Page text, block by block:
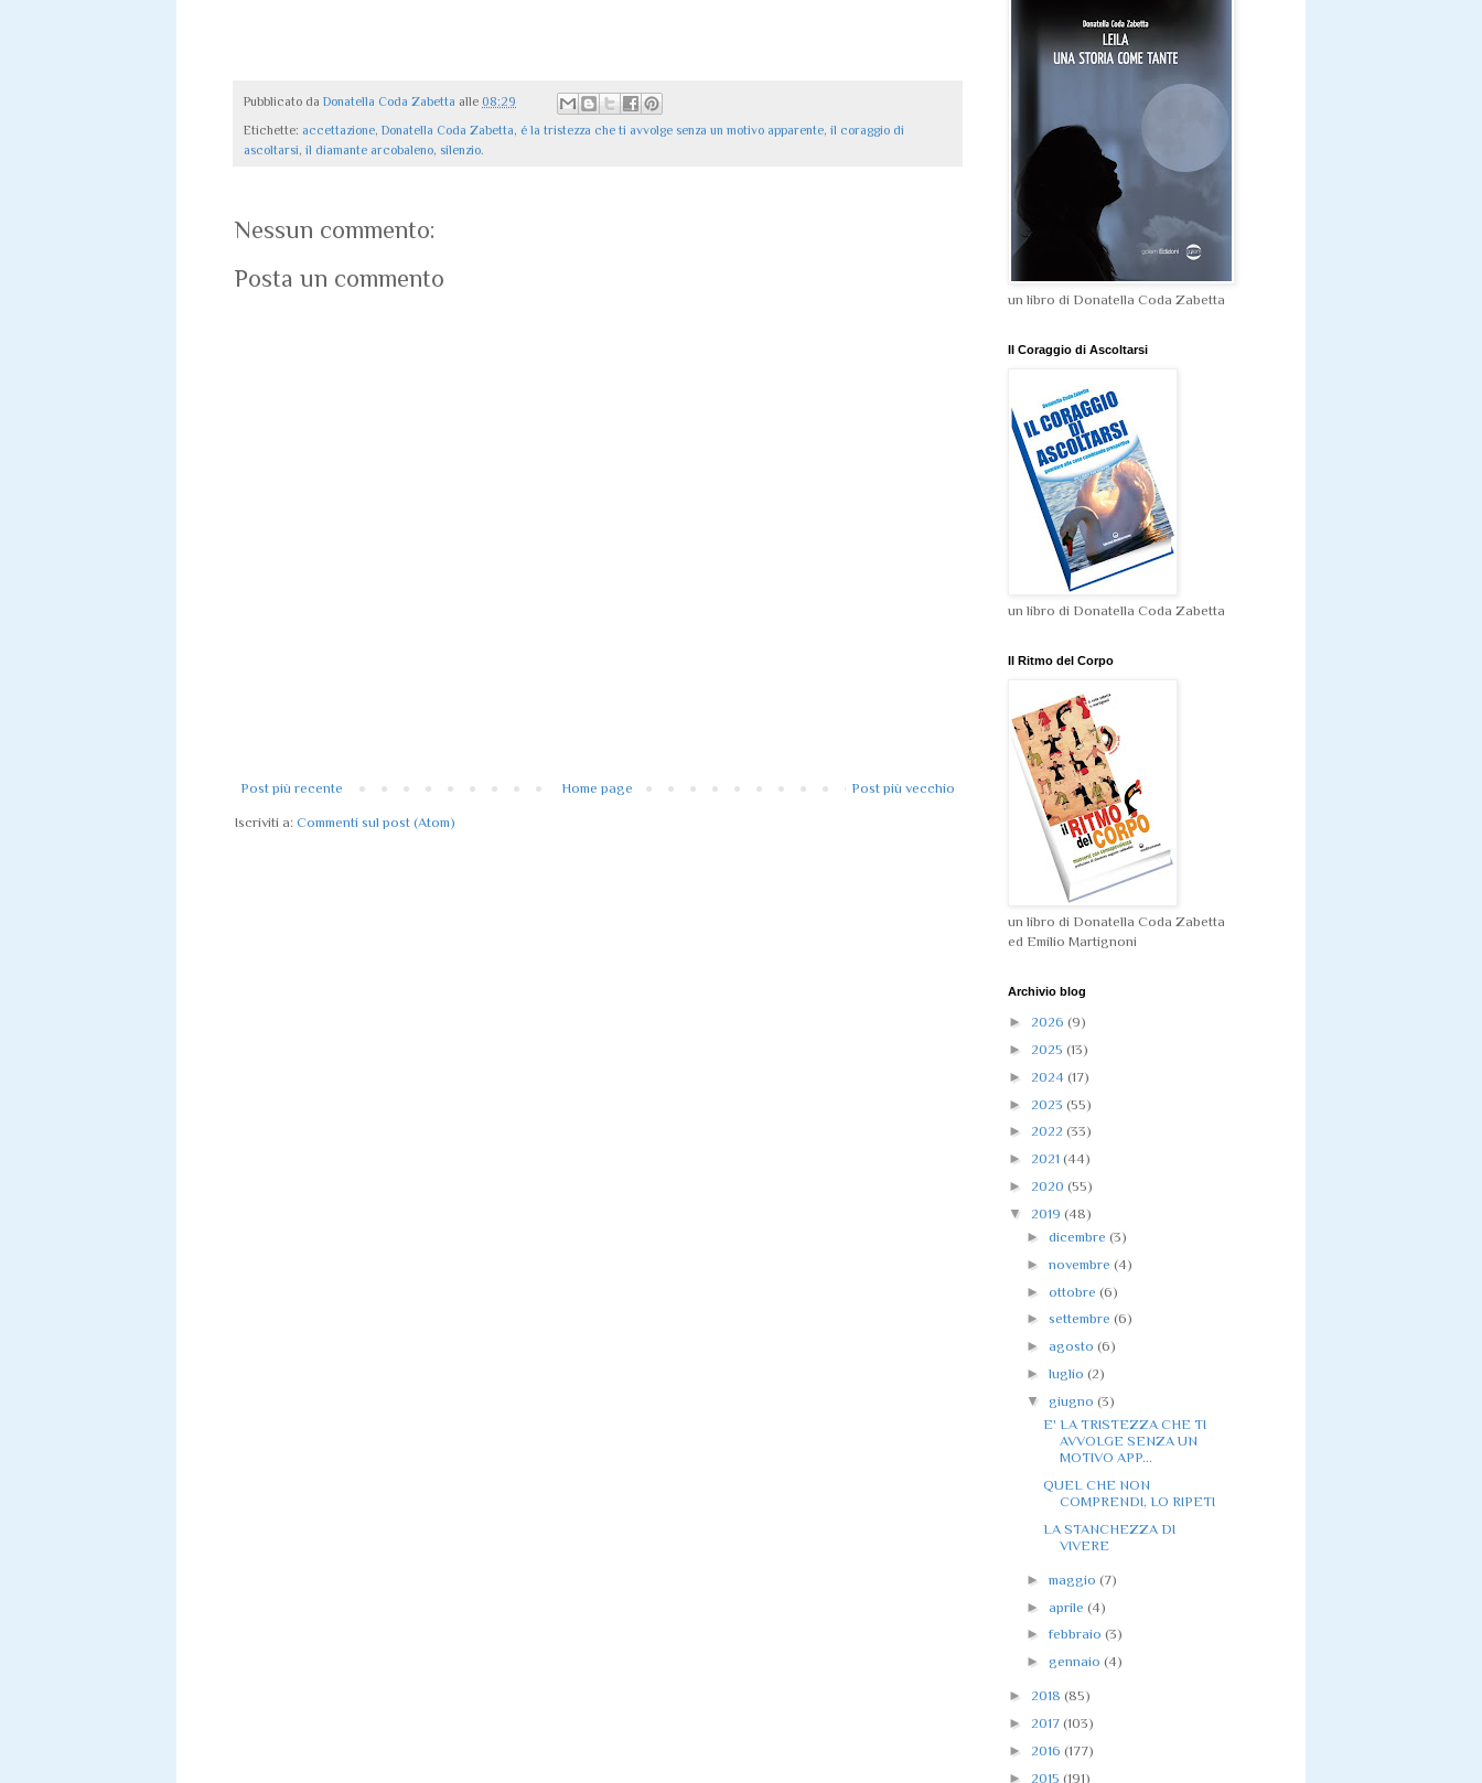
Pubblicato da Donatella Coda Zabetta alle 08:29
Etichette: accettazione, Donatella Coda Zabetta, é la tristezza che ti avvolge senza un motivo apparente, il coraggio di
ascoltarsi, il diamante arcobaleno, silenzio.
Nessun commento:
Posta un commento
Post più recente Post più vecchio
Home page
Iscriviti a: Commenti sul post (Atom)
un libro di Donatella Coda Zabetta
Il Coraggio di Ascoltarsi
un libro di Donatella Coda Zabetta
Il Ritmo del Corpo
un libro di Donatella Coda Zabetta
ed Emilio Martignoni
Archivio blog
► 2026 (9)
► 2025 (13)
► 2024 (17)
► 2023 (55)
► 2022 (33)
► 2021 (44)
► 2020 (55)
▼ 2019 (48)
► dicembre (3)
► novembre (4)
► ottobre (6)
► settembre (6)
► agosto (6)
► luglio (2)
▼ giugno (3)
E' LA TRISTEZZA CHE TI
AVVOLGE SENZA UN
MOTIVO APP...
QUEL CHE NON
COMPRENDI, LO RIPETI
LA STANCHEZZA DI
VIVERE
► maggio (7)
► aprile (4)
► febbraio (3)
► gennaio (4)
► 2018 (85)
► 2017 (103)
► 2016 (177)
► 2015 (191)